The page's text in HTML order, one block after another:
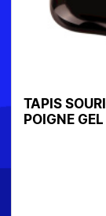
TAPIS
POIGNE